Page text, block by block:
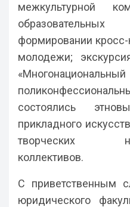
межкультурной
формировании кросс-
молодежи;
состоялись
прикладного
творческих
коллективов.
С приветственным
юридического